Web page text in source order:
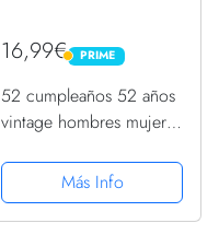
16,99€ PRIME
PRIME
52 cumpleaños 52 años
vintage hombres mujeres
PopSockets PopGrip
Intercambiable
Más Info